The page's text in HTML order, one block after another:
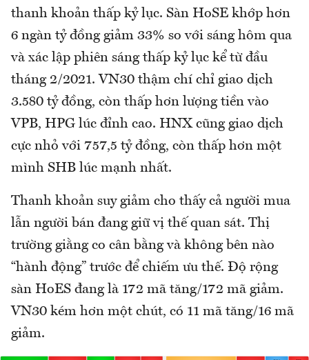
thanh khoản thấp kỷ lục. Sàn HoSE khớp hơn
6 ngàn tỷ đồng giảm 33% so với sáng hôm qua
và xác lập phiên sáng thấp kỷ lục kể từ đầu
tháng 2/2021. VN30 thậm chí chỉ giao dịch
3.580 tỷ đồng, còn thấp hơn lượng tiền vào
VPB, HPG lúc đỉnh cao. HNX cũng giao dịch
cực nhỏ với 757,5 tỷ đồng, còn thấp hơn một
mình SHB lúc mạnh nhất.
Thanh khoản suy giảm cho thấy cả người mua
lẫn người bán đang giữ vị thế quan sát. Thị
trường giằng co cân bằng và không bên nào
“hành động” trước để chiếm ưu thế. Độ rộng
sàn HoES đang là 172 mã tăng/172 mã giảm.
VN30 kém hơn một chút, có 11 mã tăng/16 mã
giảm.